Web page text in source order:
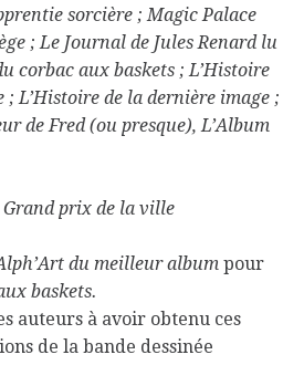
sorcière ; Magic Palace
; Le Journal de Jules Renard lu
corbac aux baskets ; L’Histoire
L’Histoire de la dernière image ;
de Fred (ou presque), L’Album
Grand prix de la ville
du meilleur album pour
baskets.
auteurs à avoir obtenu ces
de la bande dessinée